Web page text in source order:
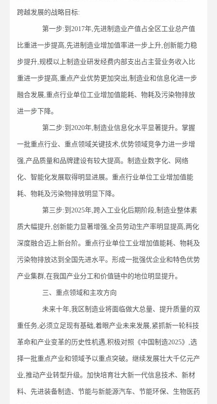
跨越发展的战略目标:
第一步:到2017年,先进制造业产值占全区工业总产值
比重进一步提高,先进制造业增加值率进一步上升,创新能力稳
步提升,规模以上制造业研发经费内部支出占主营业务收入比
重进一步提高,重点产业优势更加突出,制造业和信息化进一步
融合发展,重点行业单位工业增加值能耗、物耗及污染物排放
进一步下降。
第二步:到2020年,制造业信息化水平显著提升。掌握
一批重点行业、重点领域关键技术,优势领域竞争力进一步增
强,产品质量和品牌建设有较大提高。制造业数字化、网络
化、智能化发展取得明显进展。重点行业单位工业增加值能
耗、物耗及污染物排放明显下降。
第三步:到2025年,跨入工业化后期阶段,制造业整体素
质大幅提升,创新能力显著增强,全员劳动生产率明显提高,两化
深度融合迈上新台阶。重点行业单位工业增加值能耗、物耗及
污染物排放达到全国先进水平。形成一批强优企业和特色优势
产业集群,在我国产业分工和价值链中的地位明显提升。
三、重点领域和主攻方向
未来十年,我区制造业将面临做大总量、提升质量的双
重任务,必须立足现有基础,着眼产业未来发展,紧抓新一轮科技
革命和产业变革的历史性机遇,积极对照《中国制造2025》,选
择一批重点产业和领域予以重点突破。继续发展壮大千亿元产
业,推动产业转型升级。加快培育壮大新一代信息技术、新材
料、先进装备制造、节能与新能源汽车、节能环保、生物医药